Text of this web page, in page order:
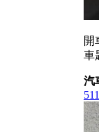
開
車
汽